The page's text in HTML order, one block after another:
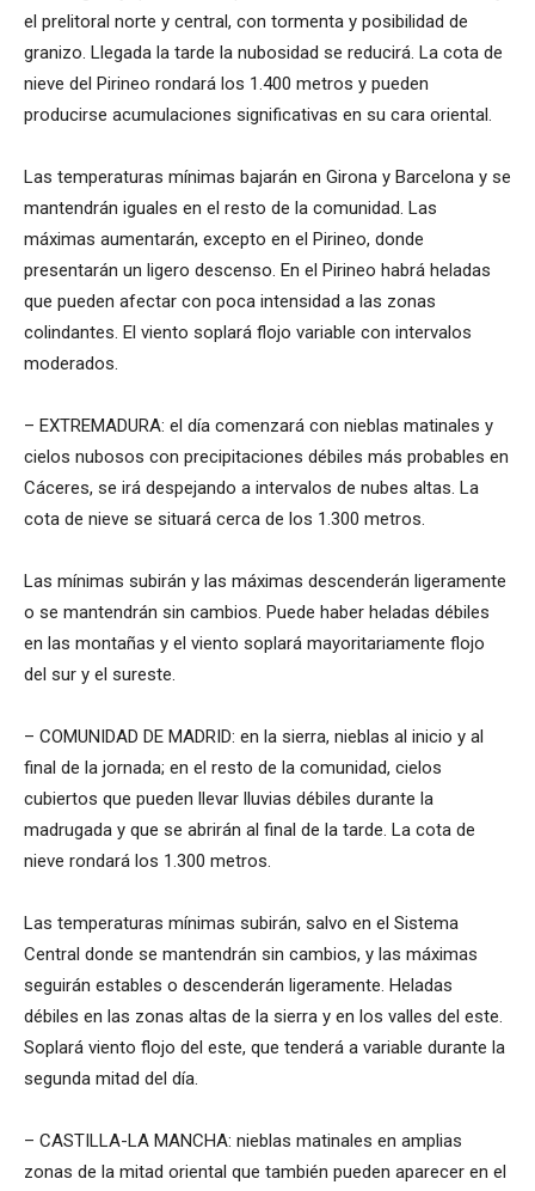
el prelitoral norte y central, con tormenta y posibilidad de
granizo. Llegada la tarde la nubosidad se reducirá. La cota de
nieve del Pirineo rondará los 1.400 metros y pueden
producirse acumulaciones significativas en su cara oriental.
Las temperaturas mínimas bajarán en Girona y Barcelona y se
mantendrán iguales en el resto de la comunidad. Las
máximas aumentarán, excepto en el Pirineo, donde
presentarán un ligero descenso. En el Pirineo habrá heladas
que pueden afectar con poca intensidad a las zonas
colindantes. El viento soplará flojo variable con intervalos
moderados.
– EXTREMADURA: el día comenzará con nieblas matinales y
cielos nubosos con precipitaciones débiles más probables en
Cáceres, se irá despejando a intervalos de nubes altas. La
cota de nieve se situará cerca de los 1.300 metros.
Las mínimas subirán y las máximas descenderán ligeramente
o se mantendrán sin cambios. Puede haber heladas débiles
en las montañas y el viento soplará mayoritariamente flojo
del sur y el sureste.
– COMUNIDAD DE MADRID: en la sierra, nieblas al inicio y al
final de la jornada; en el resto de la comunidad, cielos
cubiertos que pueden llevar lluvias débiles durante la
madrugada y que se abrirán al final de la tarde. La cota de
nieve rondará los 1.300 metros.
Las temperaturas mínimas subirán, salvo en el Sistema
Central donde se mantendrán sin cambios, y las máximas
seguirán estables o descenderán ligeramente. Heladas
débiles en las zonas altas de la sierra y en los valles del este.
Soplará viento flojo del este, que tenderá a variable durante la
segunda mitad del día.
– CASTILLA-LA MANCHA: nieblas matinales en amplias
zonas de la mitad oriental que también pueden aparecer en el